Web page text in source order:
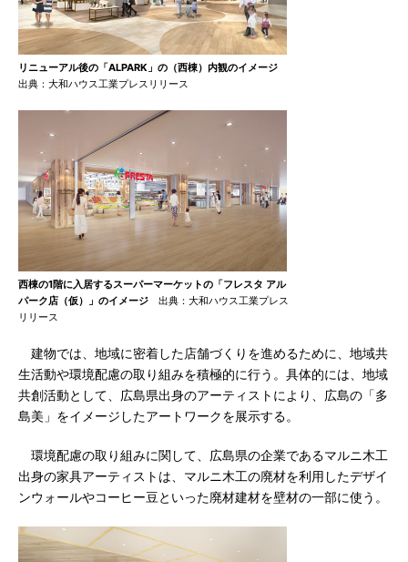
リニューアル後の「ALPARK」の（西棟）内観のイメージ
出典：大和ハウス工業プレスリリース
西棟の1階に入居するスーパーマーケットの「フレスタ アル
パーク店（仮）」のイメージ 出典：大和ハウス工業プレス
リリース
建物では、地域に密着した店舗づくりを進めるために、地域共
生活動や環境配慮の取り組みを積極的に行う。具体的には、地域
共創活動として、広島県出身のアーティストにより、広島の「多
島美」をイメージしたアートワークを展示する。
環境配慮の取り組みに関して、広島県の企業であるマルニ木工
出身の家具アーティストは、マルニ木工の廃材を利用したデザイ
ンウォールやコーヒー豆といった廃材建材を壁材の一部に使う。